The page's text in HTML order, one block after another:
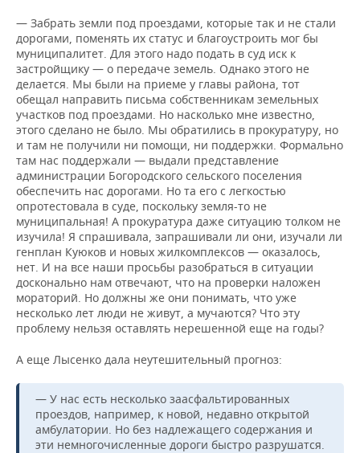
— Забрать земли под проездами, которые так и не стали
дорогами, поменять их статус и благоустроить мог бы
муниципалитет. Для этого надо подать в суд иск к
застройщику — о передаче земель. Однако этого не
делается. Мы были на приеме у главы района, тот
обещал направить письма собственникам земельных
участков под проездами. Но насколько мне известно,
этого сделано не было. Мы обратились в прокуратуру, но
и там не получили ни помощи, ни поддержки. Формально
там нас поддержали — выдали представление
администрации Богородского сельского поселения
обеспечить нас дорогами. Но та его с легкостью
опротестовала в суде, поскольку земля-то не
муниципальная! А прокуратура даже ситуацию толком не
изучила! Я спрашивала, запрашивали ли они, изучали ли
генплан Куюков и новых жилкомплексов — оказалось,
нет. И на все наши просьбы разобраться в ситуации
досконально нам отвечают, что на проверки наложен
мораторий. Но должны же они понимать, что уже
несколько лет люди не живут, а мучаются? Что эту
проблему нельзя оставлять нерешенной еще на годы?
А еще Лысенко дала неутешительный прогноз:
— У нас есть несколько заасфальтированных
проездов, например, к новой, недавно открытой
амбулатории. Но без надлежащего содержания и
эти немногочисленные дороги быстро разрушатся.